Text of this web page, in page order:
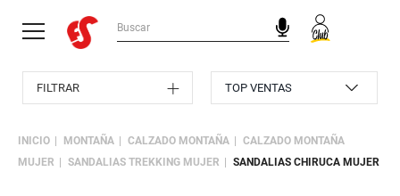
INICIO MONTAÑA CALZADO MONTAÑA
CALZADO MONTAÑA
MUJER
SANDALIAS TREKKING MUJER SANDALIAS CHIRUCA MUJER
FILTRAR